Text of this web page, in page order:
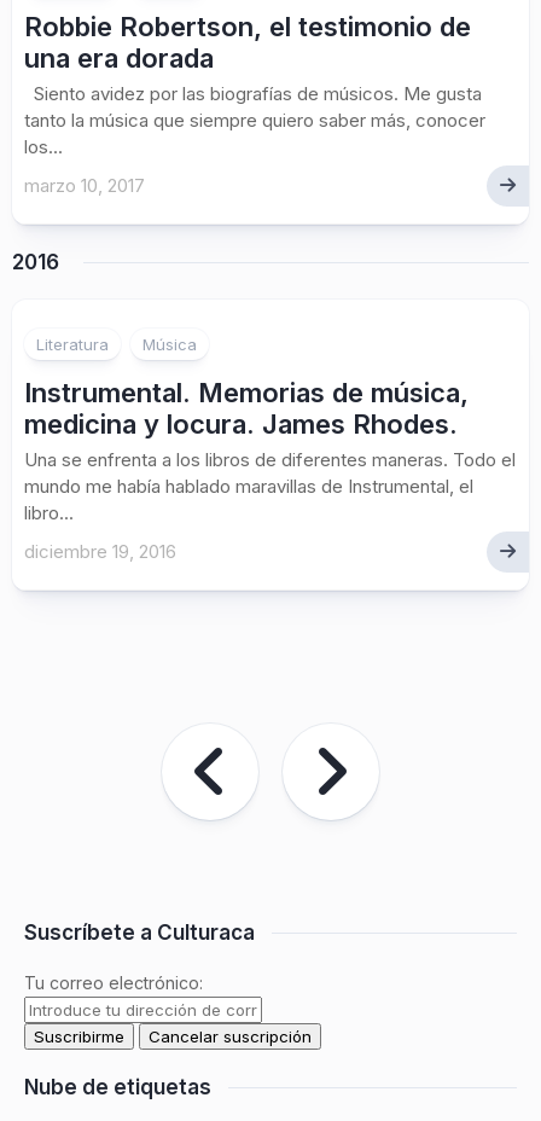
Robbie Robertson, el testimonio de
una era dorada
Siento avidez por las biografías de músicos. Me gusta
tanto la música que siempre quiero saber más, conocer
los...
marzo 10, 2017
2016
Literatura Música
Instrumental. Memorias de música,
medicina y locura. James Rhodes.
Una se enfrenta a los libros de diferentes maneras. Todo el
mundo me había hablado maravillas de Instrumental, el
libro...
diciembre 19, 2016
Suscríbete a Culturaca
Tu correo electrónico:
Nube de etiquetas